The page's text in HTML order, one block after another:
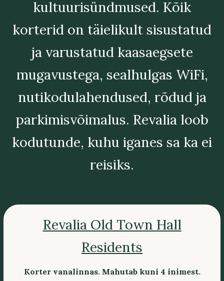
kultuurisündmused. Kõik
korterid on täielikult sisustatud
ja varustatud kaasaegsete
mugavustega, sealhulgas WiFi,
nutikodulahendused, rõdud ja
parkimisvõimalus. Revalia loob
kodutunde, kuhu iganes sa ka ei
reisiks.
Revalia Old Town Hall
Residents
Korter vanalinnas. Mahutab kuni 4 inimest.